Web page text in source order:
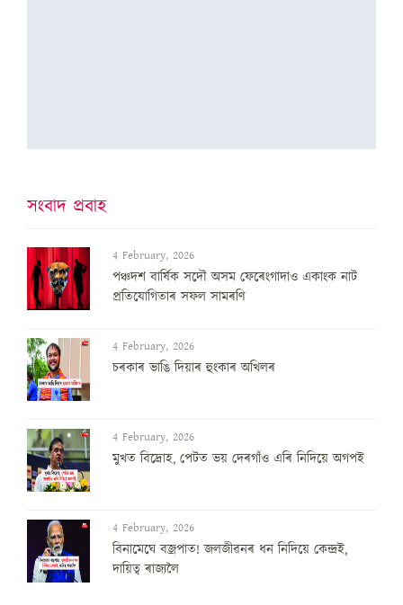
সংবাদ প্ৰবাহ
4 February, 2026
পঞ্চদশ বার্ষিক সদৌ অসম ফেৰেংগাদাও একাংক নাট
প্রতিযোগিতাৰ সফল সামৰণি
4 February, 2026
চৰকাৰ ভাঙি দিয়াৰ হুংকাৰ অখিলৰ
4 February, 2026
মুখত বিদ্ৰোহ, পেটত ভয় দেৰগাঁও এৰি নিদিয়ে অগপই
4 February, 2026
বিনামেঘে বজ্ৰপাত! জলজীৱনৰ ধন নিদিয়ে কেন্দ্ৰই,
দায়িত্ব ৰাজ্যলৈ